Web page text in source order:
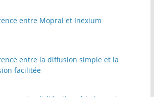
entre Mopral et Inexium
entre la diffusion simple et la
facilitée